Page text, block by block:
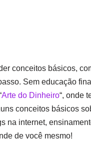
conceitos básicos,
Sem educação
Arte do Dinheiro“, onde
conceitos básicos
na internet,
de você mesmo!